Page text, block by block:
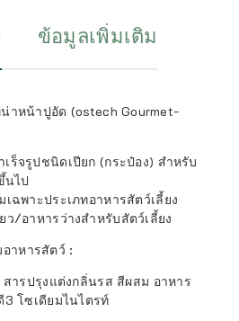
ข้อมูลเพิ่มเติม
น่าหน้าปูอัด (ostech Gourmet-
ร็จรูปชนิดเปียก (กระป๋อง) สำหรับ
นไป
ฉพาะประเภทอาหารสัตว์เลี้ยง
/อาหารว่างสำหรับสัตว์เลี้ยง
าหารสัตว์ :
ารปรุงแต่งกลิ่นรส สีผสม อาหาร
โซเดียมไนไตรท์